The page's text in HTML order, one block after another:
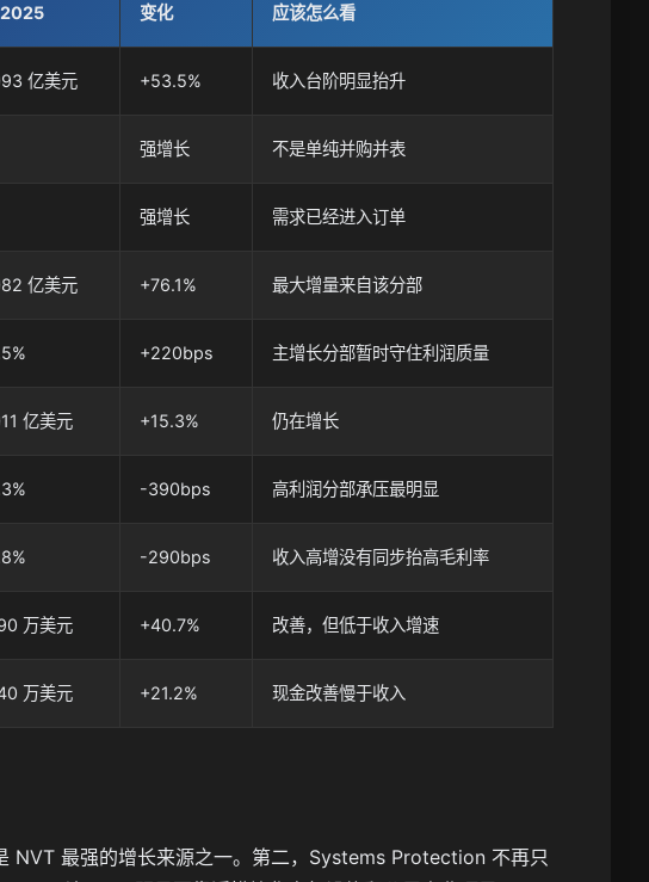
2025 变化 应该怎么看
亿美元 +53.5% 收入台阶明显抬升
强增长 不是单纯并购并表
强增长 需求已经进入订单
亿美元 +76.1% 最大增量来自该分部
+220bps 主增长分部暂时守住利润质量
亿美元 +15.3% 仍在增长
-390bps 高利润分部承压最明显
-290bps 收入高增没有同步抬高毛利率
万美元 +40.7% 改善，但低于收入增速
万美元 +21.2% 现金改善慢于收入
NVT 最强的增长来源之一。第二，Systems Protection 不再只